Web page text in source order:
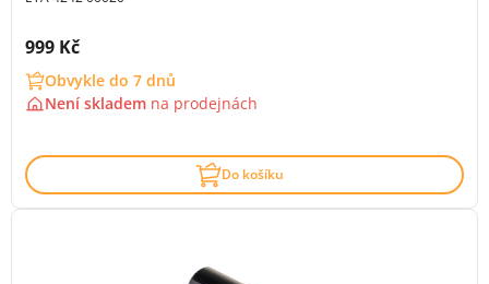
Cena s DPH:
999 Kč
Obvykle do 7 dnů
Není skladem na prodejnách
Do košíku